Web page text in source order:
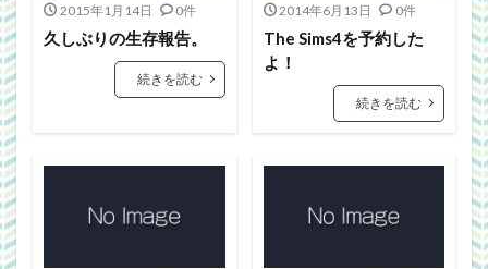
2015年1月14日 0件
久しぶりの生存報告。
続きを読む
2014年6月13日 0件
The Sims4を予約した
よ！
続きを読む